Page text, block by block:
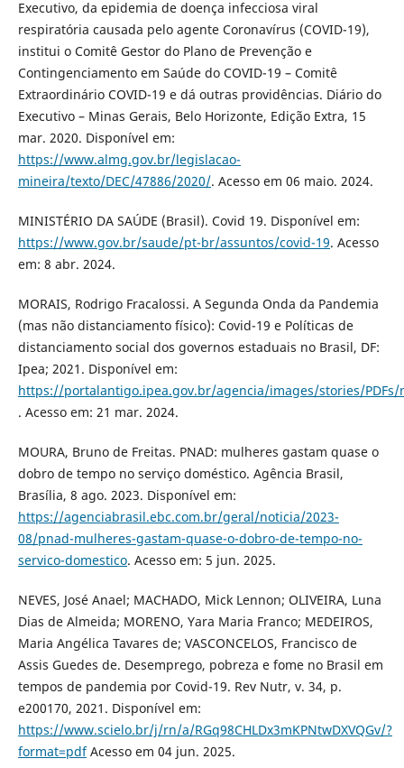
Executivo, da epidemia de doença infecciosa viral
respiratória causada pelo agente Coronavírus (COVID-19),
institui o Comitê Gestor do Plano de Prevenção e
Contingenciamento em Saúde do COVID-19 – Comitê
Extraordinário COVID-19 e dá outras providências. Diário do
Executivo – Minas Gerais, Belo Horizonte, Edição Extra, 15
mar. 2020. Disponível em:
https://www.almg.gov.br/legislacao-
mineira/texto/DEC/47886/2020/. Acesso em 06 maio. 2024.
MINISTÉRIO DA SAÚDE (Brasil). Covid 19. Disponível em:
https://www.gov.br/saude/pt-br/assuntos/covid-19. Acesso
em: 8 abr. 2024.
MORAIS, Rodrigo Fracalossi. A Segunda Onda da Pandemia
(mas não distanciamento físico): Covid-19 e Políticas de
distanciamento social dos governos estaduais no Brasil, DF:
Ipea; 2021. Disponível em:
https://portalantigo.ipea.gov.br/agencia/images/stories/PDFs/
. Acesso em: 21 mar. 2024.
MOURA, Bruno de Freitas. PNAD: mulheres gastam quase o
dobro de tempo no serviço doméstico. Agência Brasil,
Brasília, 8 ago. 2023. Disponível em:
https://agenciabrasil.ebc.com.br/geral/noticia/2023-
08/pnad-mulheres-gastam-quase-o-dobro-de-tempo-no-
servico-domestico. Acesso em: 5 jun. 2025.
NEVES, José Anael; MACHADO, Mick Lennon; OLIVEIRA, Luna
Dias de Almeida; MORENO, Yara Maria Franco; MEDEIROS,
Maria Angélica Tavares de; VASCONCELOS, Francisco de
Assis Guedes de. Desemprego, pobreza e fome no Brasil em
tempos de pandemia por Covid-19. Rev Nutr, v. 34, p.
e200170, 2021. Disponível em:
https://www.scielo.br/j/rn/a/RGq98CHLDx3mKPNtwDXVQGv/?
format=pdfAcesso em 04 jun. 2025.